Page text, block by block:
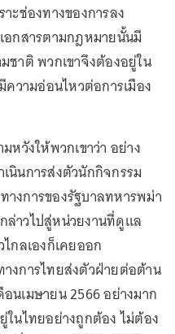
ะช่องทางของการลง
อกสารตามกฎหมายนั้นมี
ชาติ พวกเขาจึงต้องอยู่ใน
วามอ่อนไหวต่อการเมือง
หวังให้พวกเขาว่า อย่าง
นินการส่งตัวนักกิจกรรม
งการของรัฐบาลทหารพม่า
าวไปสู่หน่วยงานที่ดูแล
กลเองก็เคยออก
งการไทยส่งตัวฝ่ายต่อต้าน
นเมษายน 2566 อย่างมาก
นไทยอย่างถูกต้อง ไม่ต้อง